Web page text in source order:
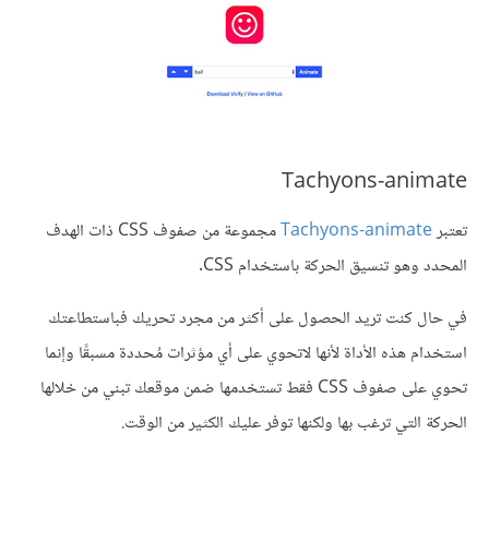
Tachyons-animate
تعتبرTachyons-animate
مجموعة من صفوف CSS ذات الهدف
المحدد وهو تنسيق الحركة باستخدام CSS.
في حال كنت تريد الحصول على أكثر من مجرد تحريك فباستطاعتك
استخدام هذه الأداة لأنها لاتحوي على أي مؤثرات مُحددة مسبقًا وإنما
تحوي على صفوف CSS فقط تستخدمها ضمن موقعك تبني من خلالها
الحركة التي ترغب بها ولكنها توفر عليك الكثير من الوقت.